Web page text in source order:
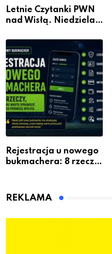
Letnie Czytanki PWN
nad Wisłą. Niedziela z
dla siebie
Rejestracja u nowego
bukmachera: 8 rzeczy,
REKLAMA